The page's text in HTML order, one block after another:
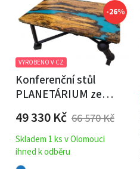
-26%
VYROBENO V CZ
Konferenční stůl
PLANETÁRIUM ze
špaltovaného buku a
fluorescenční
epoxidové pryskyřice
96x59
49 330Kč 66 570Kč
Skladem 1 ks v Olomouci
ihned k odběru